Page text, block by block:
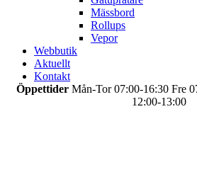
Mässbord
Rollups
Vepor
Webbutik
Aktuellt
Kontakt
ÖppettiderMån-Tor 07:00-16:30 Fre
12:00-13:00